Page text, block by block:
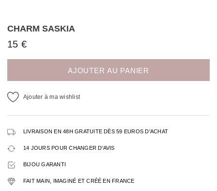
CHARM SASKIA
15 €
Ajouter à ma wishlist
LIVRAISON EN 48H GRATUITE DÈS 59 EUROS D'ACHAT
14 JOURS POUR CHANGER D'AVIS
BIJOU GARANTI
FAIT MAIN, IMAGINÉ ET CRÉÉ EN FRANCE